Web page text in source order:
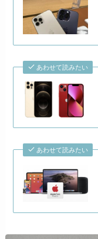
あわせて読みたい
あわせて読みたい